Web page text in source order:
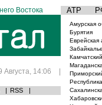
Востока АТР
Августа, 14:06 |
| RSS |
Амурская
Бурятия
Еврейская